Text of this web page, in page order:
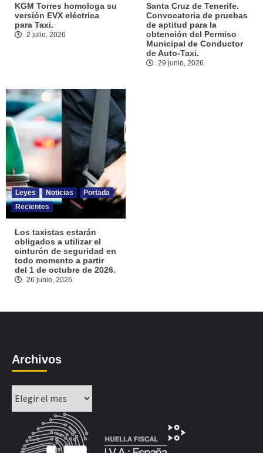
KGM Torres homologa su
versión EVX eléctrica
para Taxi.
2 julio, 2026
Santa Cruz de Tenerife.
Convocatoria de pruebas
de aptitud para la
obtención del Permiso
Municipal de Conductor
de Auto-Taxi.
29 junio, 2026
Leyes Noticias
Portada
Recientes
Los taxistas estarán
obligados a utilizar el
cinturón de seguridad en
todo momento a partir
del 1 de octubre de 2026.
26 junio, 2026
Archivos